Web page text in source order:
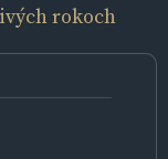
rokoch